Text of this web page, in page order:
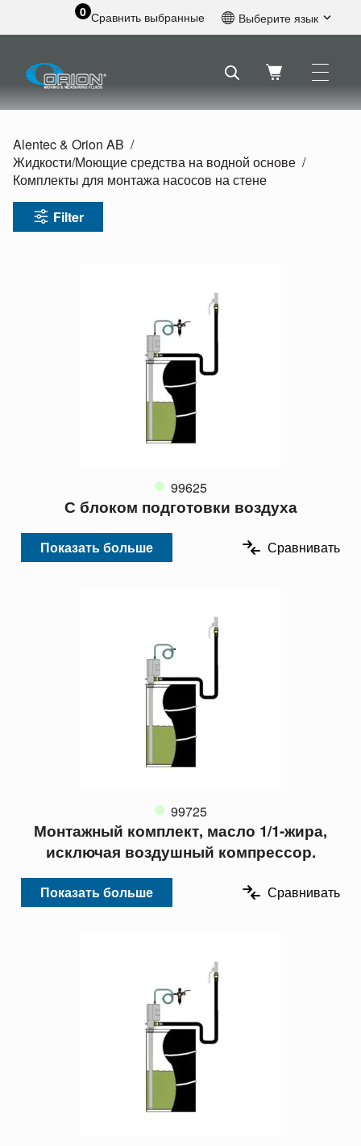
0 Сравнить выбранные Выберите язык
Шведский
Голландский
Alentec & Orion AB
Жидкости/Моющие средства на водной основе
Комплекты для монтажа насосов на стене
Filter
99625
С блоком подготовки воздуха
Показать больше Сравнивать
99725
Монтажный комплект, масло 1/1-жира,
исключая воздушный компрессор.
Показать больше Сравнивать